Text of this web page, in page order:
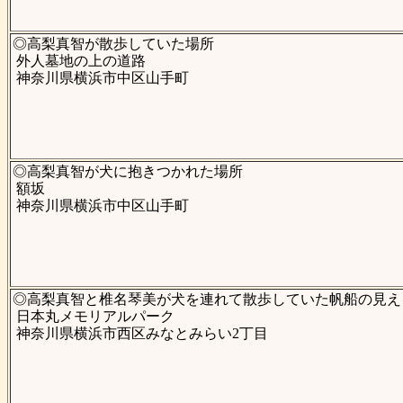
◎高梨真智が散歩していた場所
外人墓地の上の道路
神奈川県横浜市中区山手町
◎高梨真智が犬に抱きつかれた場所
額坂
神奈川県横浜市中区山手町
◎高梨真智と椎名琴美が犬を連れて散歩していた帆船の見
日本丸メモリアルパーク
神奈川県横浜市西区みなとみらい2丁目